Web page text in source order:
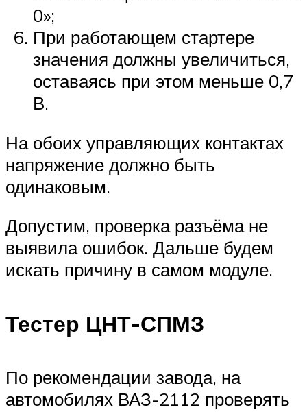
0»;
При работающем стартере
значения должны увеличиться,
оставаясь при этом меньше 0,7
В.
На обоих управляющих контактах
напряжение должно быть
одинаковым.
Допустим, проверка разъёма не
выявила ошибок. Дальше будем
искать причину в самом модуле.
Тестер ЦНТ-СПМЗ
По рекомендации завода, на
автомобилях ВАЗ-2112 проверять